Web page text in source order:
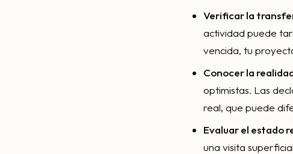
Verificar la
actividad puede
vencida, tu
Conocer la
optimistas. Las
real, que puede
Evaluar el estado
una visita